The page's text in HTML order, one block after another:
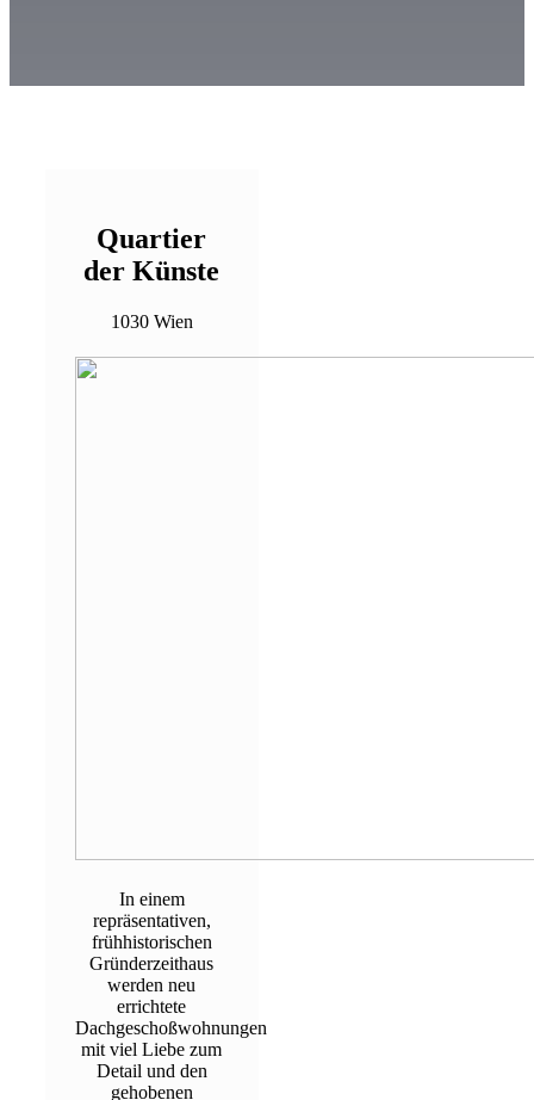
Quartier
der Künste
1030 Wien
In einem
repräsentativen,
frühhistorischen
Gründerzeithaus
werden neu
errichtete
Dachgeschoßwohnungen
mit viel Liebe zum
Detail und den
gehobenen